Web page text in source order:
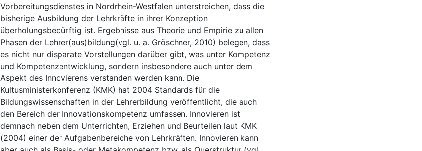
Vorbereitungsdienstes in Nordrhein-Westfalen unterstreichen, dass die
bisherige Ausbildung der Lehrkräfte in ihrer Konzeption
überholungsbedürftig ist. Ergebnisse aus Theorie und Empirie zu allen
Phasen der Lehrer(aus)bildung(vgl. u. a. Gröschner, 2010) belegen, dass
es nicht nur disparate Vorstellungen darüber gibt, was unter Kompetenz
und Kompetenzentwicklung, sondern insbesondere auch unter dem
Aspekt des Innovierens verstanden werden kann. Die
Kultusministerkonferenz (KMK) hat 2004 Standards für die
Bildungswissenschaften in der Lehrerbildung veröffentlicht, die auch
den Bereich der Innovationskompetenz umfassen. Innovieren ist
demnach neben dem Unterrichten, Erziehen und Beurteilen laut KMK
(2004) einer der Aufgabenbereiche von Lehrkräften. Innovieren kann